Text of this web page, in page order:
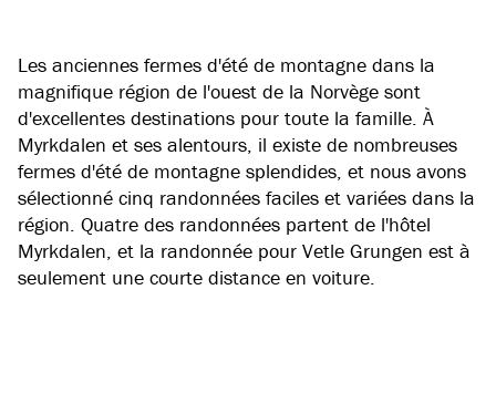
Les anciennes fermes d'été de montagne dans la
magnifique région de l'ouest de la Norvège sont
d'excellentes destinations pour toute la famille. À
Myrkdalen et ses alentours, il existe de nombreuses
fermes d'été de montagne splendides, et nous avons
sélectionné cinq randonnées faciles et variées dans la
région. Quatre des randonnées partent de l'hôtel
Myrkdalen, et la randonnée pour Vetle Grungen est à
seulement une courte distance en voiture.